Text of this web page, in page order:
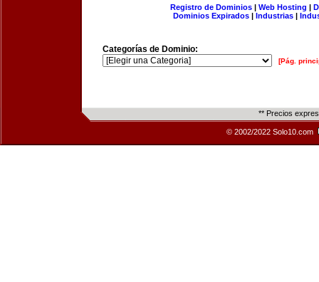
Registro de Dominios| Web Hosting |
Dominios Expirados | Industrias |
Categorías de Dominio:
[Pág.
** Precios
© 2002/2022 Solo10.com